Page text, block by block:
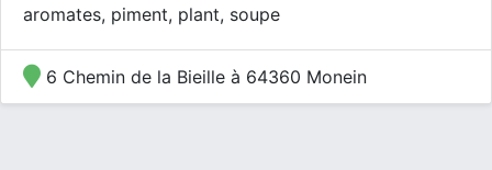
aromates, piment, plant, soupe
6 Chemin de la Bieille à 64360 Monein